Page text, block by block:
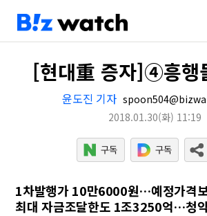
[현대重 증자]④흥행
윤도진 기자
2018.01.30(화) 11:19
1차발행가 10만6000원…예정가격
최대 자금조달한도 1조3250억…청